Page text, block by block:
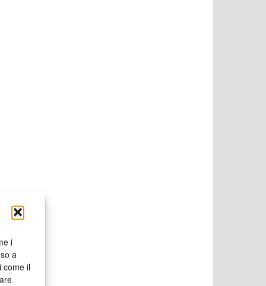
i
a
come il